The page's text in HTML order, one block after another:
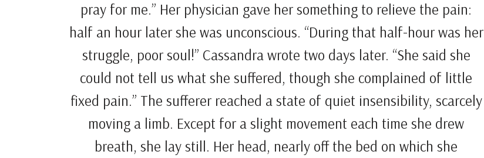
pray for me.” Her physician gave her something to relieve the pain:
half an hour later she was unconscious. “During that half-hour was her
struggle, poor soul!” Cassandra wrote two days later. “She said she
could not tell us what she suffered, though she complained of little
fixed pain.” The sufferer reached a state of quiet insensibility, scarcely
moving a limb. Except for a slight movement each time she drew
breath, she lay still. Her head, nearly off the bed on which she